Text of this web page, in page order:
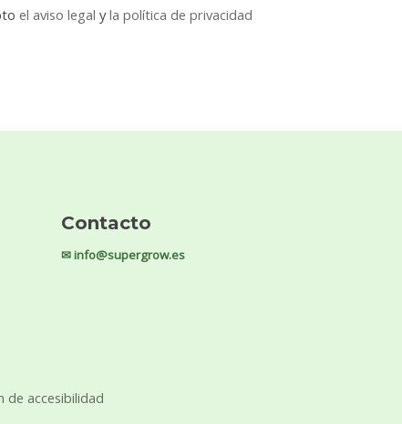
el aviso legal yla política de privacidad
Contacto
✉ info@supergrow.es
de accesibilidad